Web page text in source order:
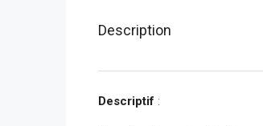
Description
Descriptif :